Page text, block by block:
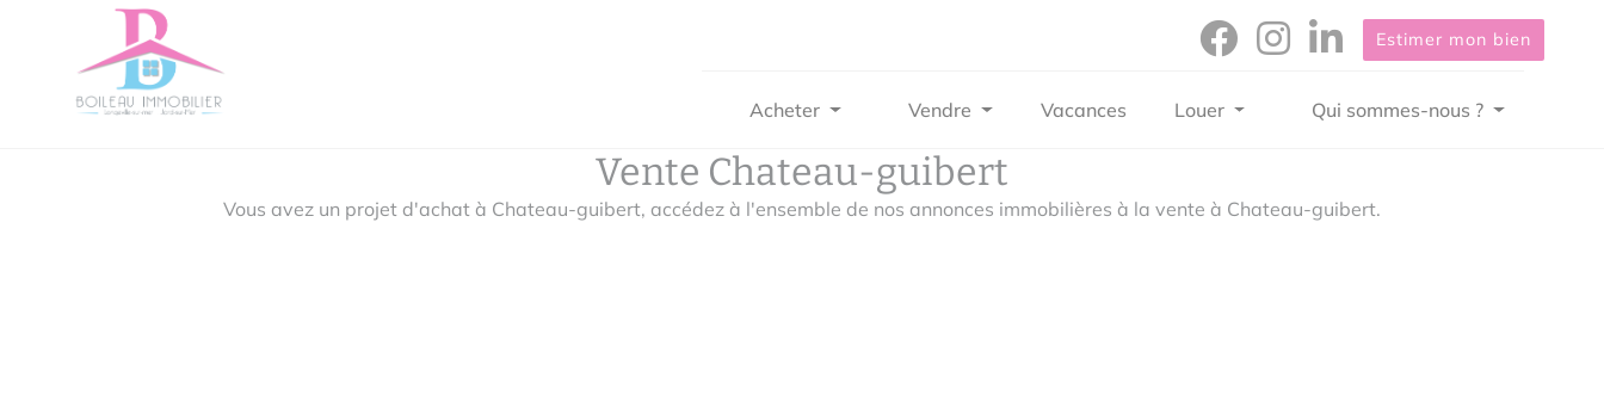
Estimer mon bien
Acheter Vendre Vacances Louer Qui sommes-nous ?
Vente Chateau-guibert
Vous avez un projet d'achat à Chateau-guibert, accédez à l'ensemble de nos annonces immobilières à la vente à Chateau-guibert.